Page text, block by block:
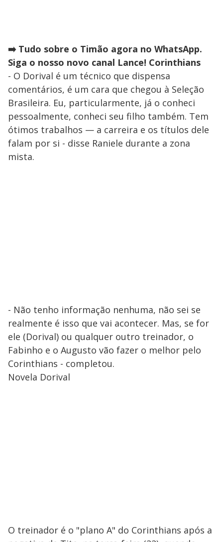
➡️ Tudo sobre o Timão agora no WhatsApp.
Siga o nosso novo canal Lance! Corinthians
- O Dorival é um técnico que dispensa
comentários, é um cara que chegou à Seleção
Brasileira. Eu, particularmente, já o conheci
pessoalmente, conheci seu filho também. Tem
ótimos trabalhos — a carreira e os títulos dele
falam por si - disse Raniele durante a zona
mista.
- Não tenho informação nenhuma, não sei se
realmente é isso que vai acontecer. Mas, se for
ele (Dorival) ou qualquer outro treinador, o
Fabinho e o Augusto vão fazer o melhor pelo
Corinthians - completou.
Novela Dorival
O treinador é o "plano A" do Corinthians após a